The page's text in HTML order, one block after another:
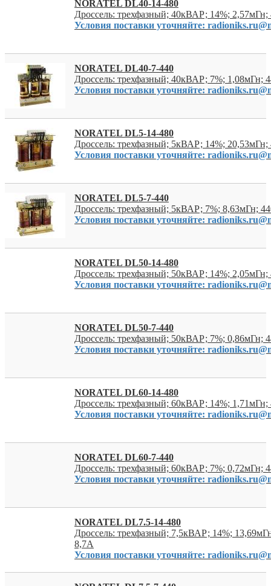
NORATEL DL40-14-480
Дроссель: трехфазный; 40кВАР; 14%;
Условия поставки уточняйте:
NORATEL DL40-7-440
Дроссель: трехфазный; 40кВАР; 7%; 1,08мГн;
Условия поставки уточняйте:
NORATEL DL5-14-480
Дроссель: трехфазный; 5кВАР; 14%;
Условия поставки уточняйте:
NORATEL DL5-7-440
Дроссель: трехфазный; 5кВАР; 7%; 8,63мГн;
Условия поставки уточняйте:
NORATEL DL50-14-480
Дроссель: трехфазный; 50кВАР; 14%;
Условия поставки уточняйте:
NORATEL DL50-7-440
Дроссель: трехфазный; 50кВАР; 7%; 0,86мГн;
Условия поставки уточняйте:
NORATEL DL60-14-480
Дроссель: трехфазный; 60кВАР; 14%;
Условия поставки уточняйте:
NORATEL DL60-7-440
Дроссель: трехфазный; 60кВАР; 7%; 0,72мГн;
Условия поставки уточняйте:
NORATEL DL7.5-14-480
Дроссель: трехфазный; 7,5кВАР; 14%;
8,7А
Условия поставки уточняйте: